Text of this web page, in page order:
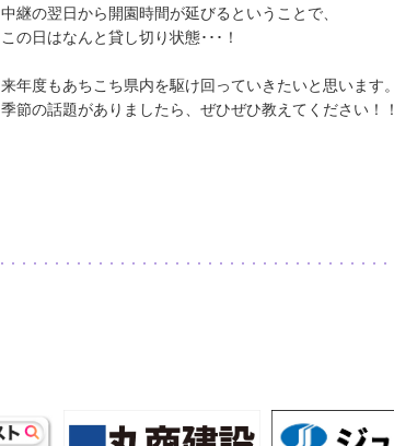
中継の翌日から開園時間が延びるということで、
この日はなんと貸し切り状態･･･！
来年度もあちこち県内を駆け回っていきたいと思います。
季節の話題がありましたら、ぜひぜひ教えてください！！